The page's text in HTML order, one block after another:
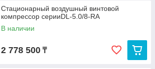
Стационарный воздушный винтовой
компрессор серииDL-5.0/8-RA
В наличии
2 778 500 ₸